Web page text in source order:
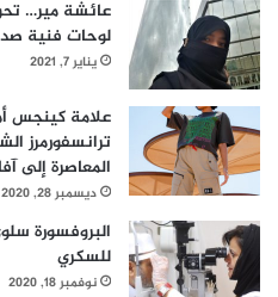
عائشة مير…
لوحات فنية
يناير 7, 2021
علامة كينجس
ترانسفورمرز
المعاصرة إلى
ديسمبر 28, 2020
البروفسورة
للسكري
نوفمبر 18, 2020